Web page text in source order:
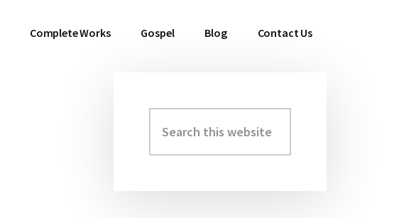
Complete Works Gospel Blog Contact Us
Primary
Sidebar
this
website